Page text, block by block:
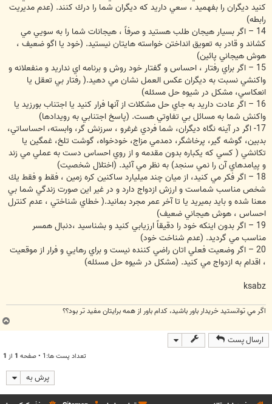
كنيد ديگران را بفهميد ، سعي داريد كه ديگران شما را درك كنند. (عدم مديريت
رابطه)
14 – اگر بسيار هيجان طلب هستيد و صرفاً ، هيجانات شما را به سويي مي
كشاند و قادر به تعويق انداختن خواسته هايتان نيستيد. (خود يا اگو ضعيف ،
هوش هيجاني پائين)
15 – اگر براي رفتار ، احساس و گفتار خود روش و برنامه اي نداريد و منفعلانه و
واكنشي نسبت به ديگران عكس العمل نشان مي دهيد.( رفتار بي تعقل يا
انعكاسي، مشكل در شيوه حل مسئله)
16 – اگر عادت داريد به جاي حل مشكلات از آنها فرار كنيد يا اجتناب بورزيد يا
واكنش شما به مسائل بي تفاوتي هست. (پاسخ اجتنابي به رويدادها)
17- اگر در آينه نگاه ديگران، شما فردي غرغرو ، سرزنش گر، وابسته، احساساتي،
بدبين، گوشه گير، پرخاشگر، دمدمي مزاج، خودخواه، گوشت تلخ، غمگين يا
تكانشي ( كسي كه يكباره بدون مقدمه و از روي احساس دست به عملي مي زند
و پيامدهاي آن را نمي سنجد) به نظر مي آئيد. (اختلال شخصيت)
18 – اگر فكر مي كنيد، از ميان چند ميليارد ساكنين كره زمين ، فقط و فقط يك
شخص مناسب شماست و ارزش ازدواج دارد و در غير اين صورت زندگي شما بي
معنا شده و بايد بميريد يا تا آخر عمر مجرد بمانيد.( خطاي شناختي ، عدم كنترل
احساس ، هوش هيجاني ضعيف)
19 – اگر بدون اينكه خود را دقيقاً‌ ارزيابي كنيد و بشناسيد ،‌دنبال همسر
مناسب مي گرديد. (‌عدم شناخت خود)
20 – اگر وضعيت فعلي اتان راضي كننده نيست و براي رهايي و فرار از موقعيت
، اقدام به ازدواج مي كنيد. (مشكل در شيوه حل مسئله)
ksabz
اگر مي توانستيد خريدار باور باشيد، كدام باور از همه برايتان مفيد تر بود؟؟
ارسال پست
تعداد پست ها:1 • صفحه 1 از 1
پرش به